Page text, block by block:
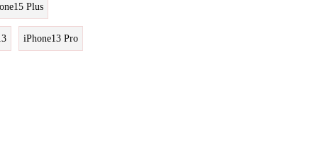
Plus
iPhone13 Pro